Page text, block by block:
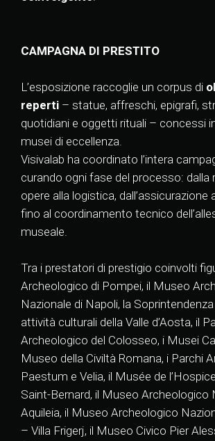
CAMPAGNA DI PRESTITO
L’esposizione raccoglie un corpus di
reperti – statue, affreschi, epigrafi,
quotidiani e oggetti rituali – concessi
musei di eccellenza.
Visivalab ha coordinato l’intera
curando ogni fase del processo: dalla
opere alla logistica, dall’assicurazione
fino al coordinamento tecnico
museale.
Tra i prestatori di prestigio coinvolti
Archeologico di Pompei, il Museo
Nazionale di Napoli, la
attività culturali della Valle d’Aosta, il
Archeologico del Colosseo, i Musei
Museo della Civiltà Romana, i Parchi
Paestum e Velia, il Musée de
Saint-Bernard, il Museo Archeologico
Aquileia, il Museo Archeologico
– Villa Frigerj, il Museo Civico Pier